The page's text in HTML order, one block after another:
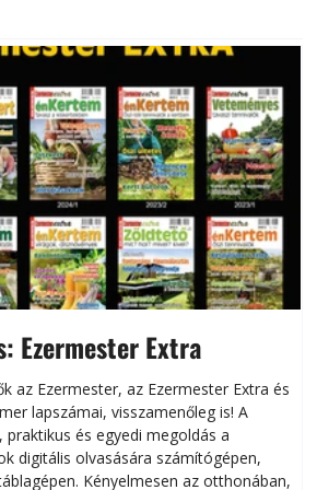
Ezermester Extra
az Ezermester, az Ezermester Extra és
lapszámai, visszamenőleg is! A
és egyedi megoldás a
digitális olvasására számítógépen,
Kényelmesen az otthonában,